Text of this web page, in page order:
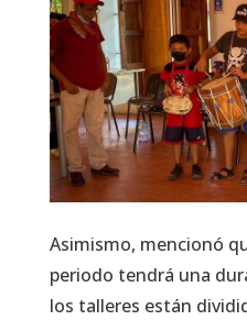
Asimismo, mencionó
periodo tendrá una
los talleres están